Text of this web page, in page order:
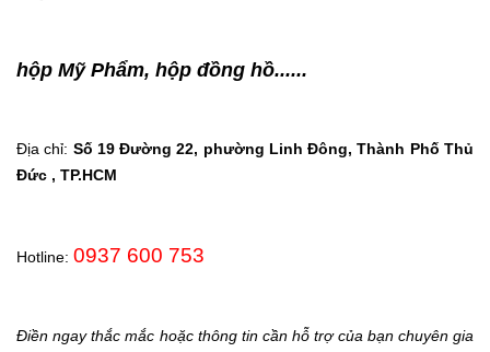
hộp Mỹ Phẩm, hộp đồng hồ......
Địa chỉ: Số 19 Đường 22, phường Linh Đông, Thành Phố Thủ
Đức , TP.HCM
Hotline: 0937 600 753
Điền ngay thắc mắc hoặc thông tin cần hỗ trợ của bạn chuyên gia